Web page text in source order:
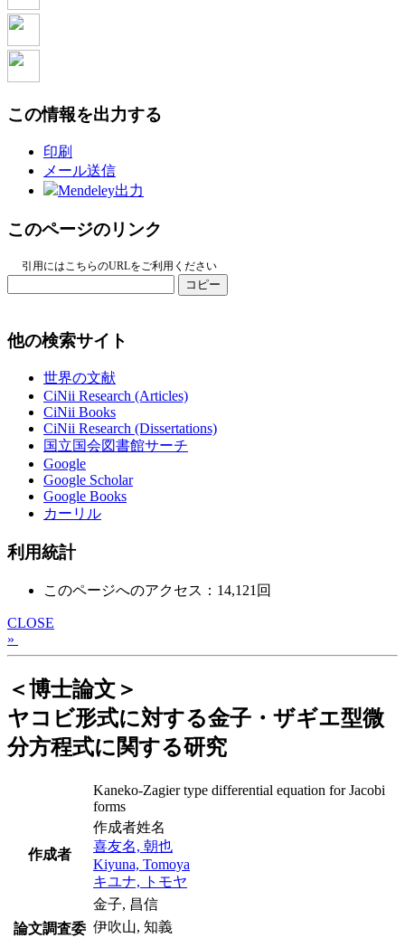
この情報を出力する
印刷
メール送信
Mendeley出力
このページのリンク
引用にはこちらのURLをご利用ください
コピー
他の検索サイト
世界の文献
CiNii Research (Articles)
CiNii Books
CiNii Research (Dissertations)
国立国会図書館サーチ
Google
Google Scholar
Google Books
カーリル
利用統計
このページへのアクセス：14,121回
CLOSE
»
＜博士論文＞
ヤコビ形式に対する金子・ザギエ型微
分方程式に関する研究
Kaneko-Zagier type differential equation for Jacobi
forms
作成者
作成者姓名
喜友名, 朝也
Kiyuna, Tomoya
キユナ, トモヤ
論文調査委
金子, 昌信
伊吹山, 知義